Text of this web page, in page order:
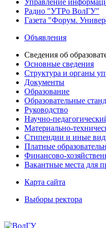
Управление
Радио "УТРо ВолГУ"
Газета "Форум.
Объявления
Сведения об
Основные сведения
Структура и органы
Документы
Образование
Образовательные
Руководство
Научно-
Материально-
Стипендии и иные
Платные
Финансово-
Вакантные места для
Карта сайта
Выборы ректора